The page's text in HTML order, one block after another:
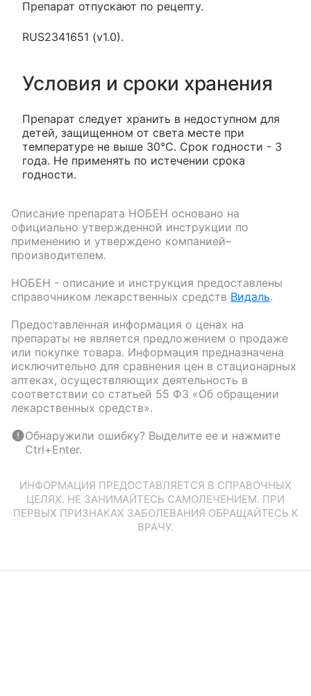
Препарат отпускают по рецепту.
RUS2341651 (v1.0).
Условия и сроки хранения
Препарат следует хранить в недоступном для
детей, защищенном от света месте при
температуре не выше 30°C. Срок годности - 3
года. Не применять по истечении срока
годности.
Описание препарата НОБЕН основано на
официально утвержденной инструкции по
применению и утверждено компанией–
производителем.
НОБЕН - описание и инструкция предоставлены
справочником лекарственных средств Видаль.
Предоставленная информация о ценах на
препараты не является предложением о продаже
или покупке товара. Информация предназначена
исключительно для сравнения цен в стационарных
аптеках, осуществляющих деятельность в
соответствии со статьей 55 ФЗ «Об обращении
лекарственных средств».
Обнаружили ошибку? Выделите ее и нажмите
Ctrl+Enter.
ИНФОРМАЦИЯ ПРЕДОСТАВЛЯЕТСЯ В СПРАВОЧНЫХ
ЦЕЛЯХ. НЕ ЗАНИМАЙТЕСЬ САМОЛЕЧЕНИЕМ. ПРИ
ПЕРВЫХ ПРИЗНАКАХ ЗАБОЛЕВАНИЯ ОБРАЩАЙТЕСЬ К
ВРАЧУ.